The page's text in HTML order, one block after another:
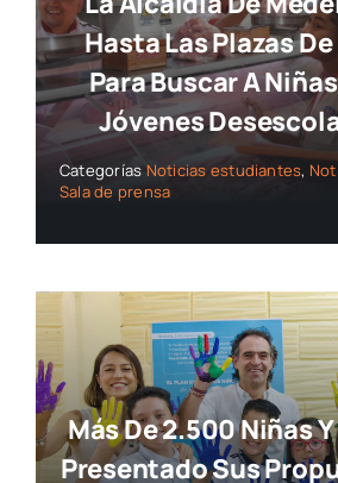
Hasta Las Plazas
Para Buscar A
Jóvenes
Categorías Noticias estudiantes,
Sala de prensa
Más De 2.500 Niñas
Presentado Sus